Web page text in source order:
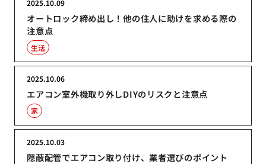
オートロック締め出し！他の住人に助けを求める際の
注意点
2025.10.09
生活
エアコン室外機取り外しDIYのリスクと注意点
2025.10.06
家
隠蔽配管でエアコン取り付け、業者選びのポイント
2025.10.03